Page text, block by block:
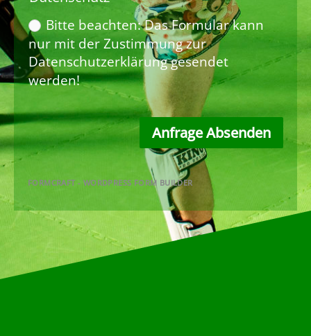
Bitte beachten: Das Formular kann
nur mit der Zustimmung zur
Datenschutzerklärung gesendet
werden!
Anfrage Absenden
FORMCRAFT - WORDPRESS FORM BUILDER